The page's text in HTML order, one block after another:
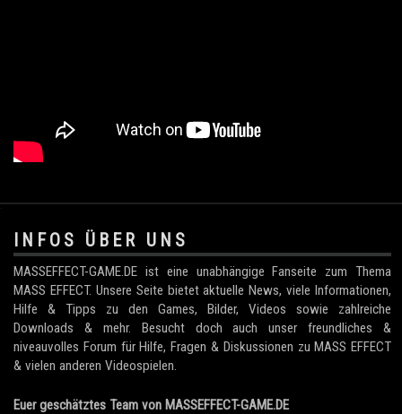
.
INFOS ÜBER UNS
MASSEFFECT-GAME.DE ist eine unabhängige Fanseite zum Thema
MASS EFFECT. Unsere Seite bietet aktuelle News, viele Informationen,
Hilfe & Tipps zu den Games, Bilder, Videos sowie zahlreiche
Downloads & mehr. Besucht doch auch unser freundliches &
niveauvolles Forum für Hilfe, Fragen & Diskussionen zu MASS EFFECT
& vielen anderen Videospielen.
Euer geschätztes Team von MASSEFFECT-GAME.DE